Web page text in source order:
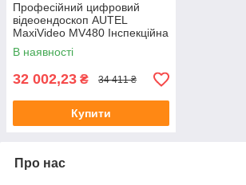
Професійний цифровий
відеоендоскоп AUTEL
MaxiVideo MV480 Інспекційна
камера
В наявності
32 002,23 ₴ 34 411 ₴
Купити
Про нас